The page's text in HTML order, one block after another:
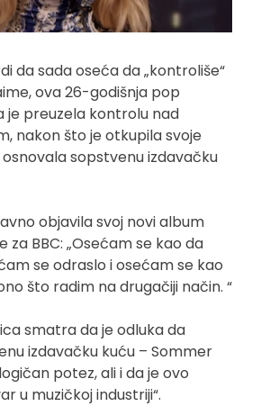
da sada oseća da „kontroliše“
ova 26-godišnja pop
je preuzela kontrolu nad
nakon što je otkupila svoje
sopstvenu izdavačku
objavila svoj novi album
za BBC: „Osećam se kao da
se odraslo i osećam se kao
što radim na drugačiji način. “
smatra da je odluka da
izdavačku kuću – Sommer
potez, ali i da je ovo
u muzičkoj industriji“.